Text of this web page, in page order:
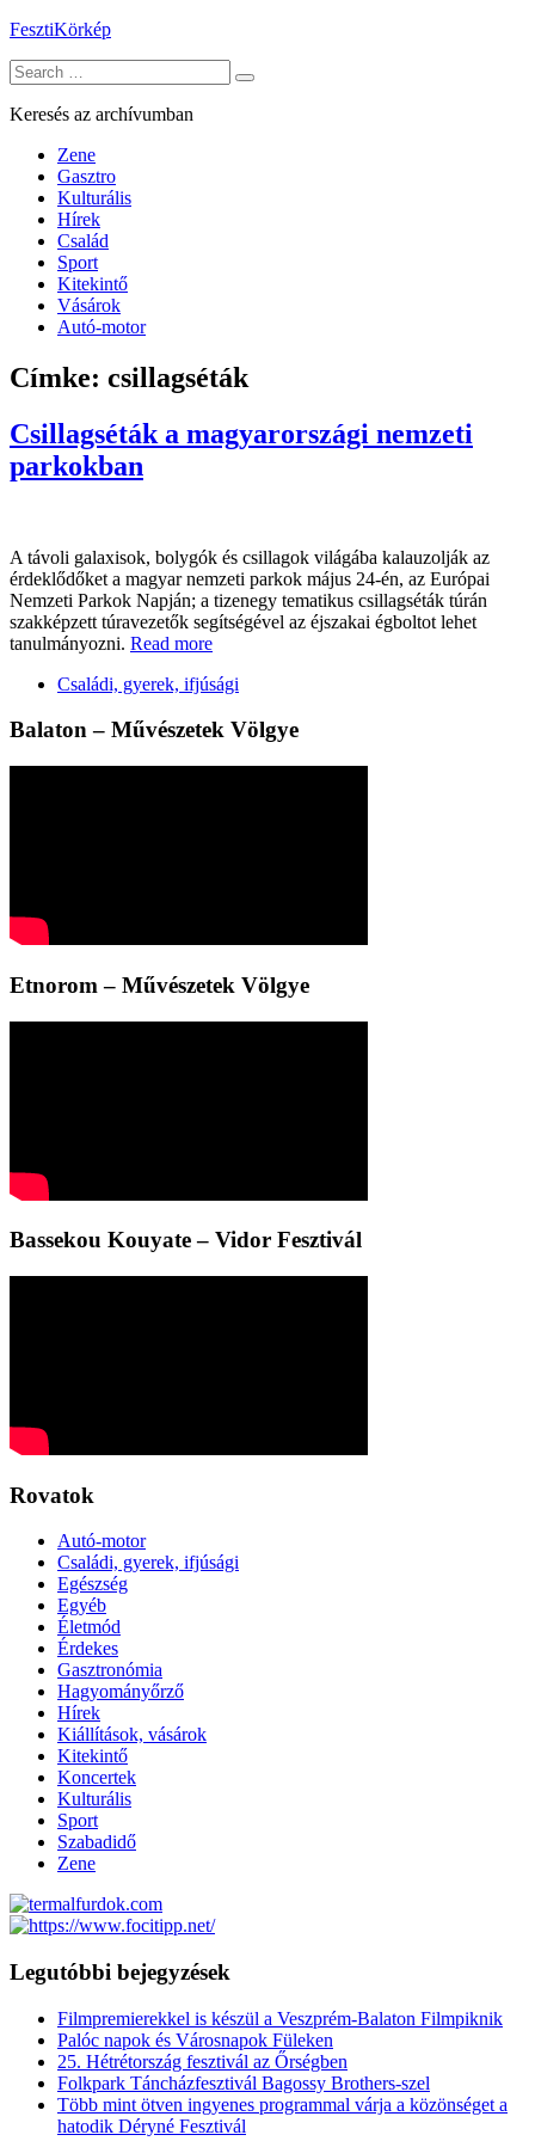
Skip
content
FesztiKörkép
Search
for:
Keresés az archívumban
Zene
Gasztro
Kulturális
Hírek
Család
Sport
Kitekintő
Vásárok
Autó-motor
Címke: csillagséták
Csillagséták a magyarországi nemzeti
parkokban
A távoli galaxisok, bolygók és csillagok világába kalauzolják az
érdeklődőket a magyar nemzeti parkok május 24-én, az Európai
Nemzeti Parkok Napján; a tizenegy tematikus csillagséták túrán
szakképzett túravezetők segítségével az éjszakai égboltot lehet
tanulmányozni. Read more
Családi, gyerek, ifjúsági
Balaton – Művészetek Völgye
Etnorom – Művészetek Völgye
Bassekou Kouyate – Vidor Fesztivál
Rovatok
Autó-motor
Családi, gyerek, ifjúsági
Egészség
Egyéb
Életmód
Érdekes
Gasztronómia
Hagyományőrző
Hírek
Kiállítások, vásárok
Kitekintő
Koncertek
Kulturális
Sport
Szabadidő
Zene
Legutóbbi bejegyzések
Filmpremierekkel is készül a Veszprém-Balaton Filmpiknik
Palóc napok és Városnapok Füleken
25. Hétrétország fesztivál az Őrségben
Folkpark Táncházfesztivál Bagossy Brothers-szel
Több mint ötven ingyenes programmal várja a közönséget a
hatodik Déryné Fesztivál